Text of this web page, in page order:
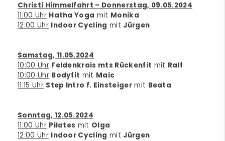
Christi Himmelfahrt – Donnerstag, 09.05.2024
11:00 Uhr Hatha Yoga mit Monika
12:00 Uhr Indoor Cycling mit Jürgen
Samstag, 11.05.2024
10:00 Uhr Feldenkrais mts Rückenfit mit Ralf
10:00 Uhr Bodyfit mit Maic
11:15 Uhr Step Intro f. Einsteigermit Beata
Sonntag, 12.05.2024
11:00 Uhr Pilates mit Olga
12:00 Uhr Indoor Cycling mit Jürgen